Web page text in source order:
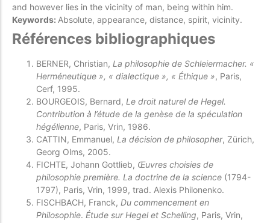
and however lies in the vicinity of man, being within him.
Keywords: Absolute, appearance, distance, spirit, vicinity.
Références bibliographiques
BERNER, Christian, La philosophie de Schleiermacher. «
Herméneutique », « dialectique », « Éthique », Paris,
Cerf, 1995.
BOURGEOIS, Bernard, Le droit naturel de Hegel.
Contribution à l’étude de la genèse de la spéculation
hégélienne, Paris, Vrin, 1986.
CATTIN, Emmanuel, La décision de philosopher, Zürich,
Georg Olms, 2005.
FICHTE, Johann Gottlieb, Œuvres choisies de
philosophie première. La doctrine de la science (1794-
1797), Paris, Vrin, 1999, trad. Alexis Philonenko.
FISCHBACH, Franck, Du commencement en
Philosophie. Étude sur Hegel et Schelling, Paris, Vrin,